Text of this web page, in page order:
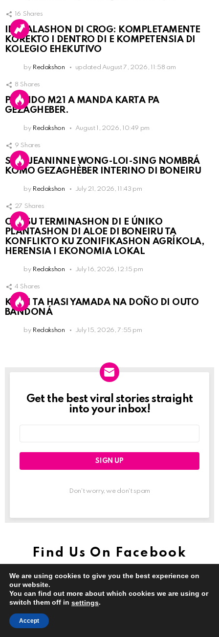
16 Shares
INSTALASHON DI CROG: KOMPLETAMENTE
KOREKTO I DENTRO DI E KOMPETENSIA DI
KOLEGIO EHEKUTIVO
by Redakshon updated August 7, 2026, 11:58 am
8 Shares
PARTIDO M21 A MANDA KARTA PA
GEZAGHEBER.
by Redakshon August 1, 2026, 10:49 pm
9 Shares
SRA. JEANINNE WONG-LOI-SING NOMBRÁ
KOMO GEZAGHÈBER INTERINO DI BONEIRU
by Redakshon July 21, 2026, 11:43 pm
27 Shares
OLB SU TERMINASHON DI E ÚNIKO
PLANTASHON DI ALOE DI BONEIRU TA
KONFLIKTO KU ZONIFIKASHON AGRÍKOLA,
HERENSIA I EKONOMIA LOKAL
by Redakshon July 16, 2026, 12:15 pm
4 Shares
KPCN TA HASI YAMADA NA DOÑO DI OUTO
BANDONÁ
by Redakshon July 15, 2026, 7:55 pm
Newslett
Get the best viral stories straight
into your inbox!
Don't worry, we don't spam
Find Us On Facebook
We are using cookies to give you the best experience on
our website.
You can find out more about which cookies we are using or
switch them off in settings.
Accept